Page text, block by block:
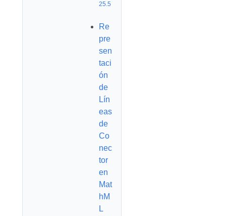
25.5
Re
pre
sen
taci
ón
de
Lín
eas
de
Co
nec
tor
en
Mat
hM
L